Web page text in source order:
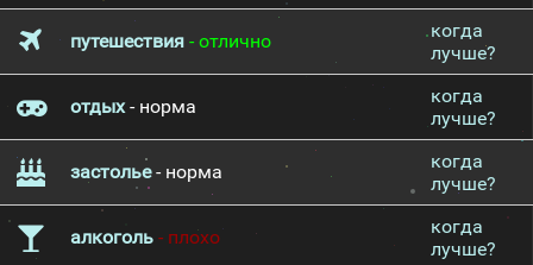
путешествия - отлично
когда
лучше?
отдых- норма
когда
лучше?
застолье- норма
когда
лучше?
алкоголь - плохо
когда
лучше?